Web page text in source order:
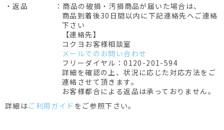
・返品
：商品の破損・汚損商品が届いた場合は、
商品到着後30日間以内に下記連絡先へご連絡
下さい
【連絡先】
コクヨお客様相談室
メールでのお問い合わせ
フリーダイヤル：0120-201-594
詳細を確認の上、状況に応じた対応方法をご
連絡させて頂きます。
お客様都合による返品は承っておりません。
詳細はご利用ガイド をご参照下さい。